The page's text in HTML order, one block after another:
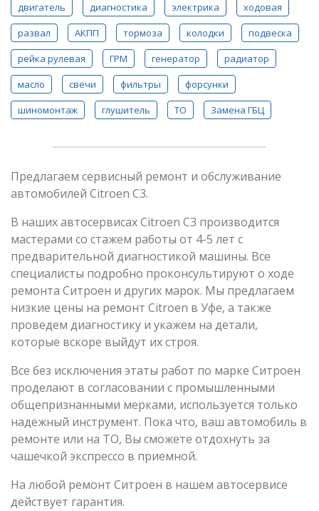
двигатель диагностика электрика
ходовая
развал
АКПП тормоза колодки
подвеска
рейка рулевая
ГРМ генератор
радиатор
масло
свечи фильтры
форсунки
шиномонтаж
глушитель ТО Замена ГБЦ
Предлагаем сервисный ремонт и обслуживание
автомобилей Citroen C3.
В наших автосервисах Citroen C3 производится
мастерами со стажем работы от 4-5 лет с
предварительной диагностикой машины. Все
специалисты подробно проконсультируют о ходе
ремонта Ситроен и других марок. Мы предлагаем
низкие цены на ремонт Citroen в Уфе, а также
проведем диагностику и укажем на детали,
которые вскоре выйдут их строя.
Все без исключения этаты работ по марке Ситроен
проделают в согласовании с промышленными
общепризнанными мерками, используется только
надежный инструмент. Пока что, ваш автомобиль в
ремонте или на ТО, Вы сможете отдохнуть за
чашечкой экспрессо в приемной.
На любой ремонт Ситроен в нашем автосервисе
действует гарантия.